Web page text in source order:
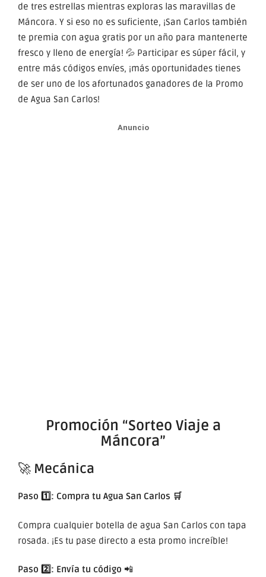
de tres estrellas mientras exploras las maravillas de
Máncora. Y si eso no es suficiente, ¡San Carlos también
te premia con agua gratis por un año para mantenerte
fresco y lleno de energía! 💦 Participar es súper fácil, y
entre más códigos envíes, ¡más oportunidades tienes
de ser uno de los afortunados ganadores de la Promo
de Agua San Carlos!
Anuncio
Promoción “Sorteo Viaje a
Máncora”
🚀 Mecánica
Paso 1️⃣: Compra tu Agua San Carlos 🛒
Compra cualquier botella de agua San Carlos con tapa
rosada. ¡Es tu pase directo a esta promo increíble!
Paso 2️⃣: Envía tu código 📲